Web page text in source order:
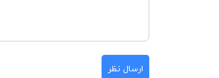
ارسال نظر